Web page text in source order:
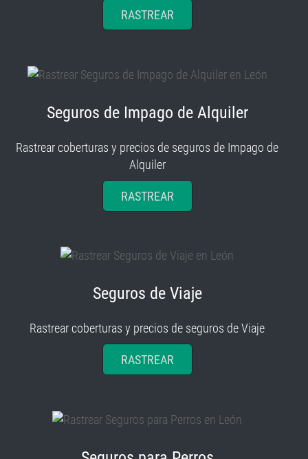
Rastrear coberturas y precios de seguros de Impago de
Alquiler
RASTREAR
Rastrear coberturas y precios de seguros de Viaje
RASTREAR